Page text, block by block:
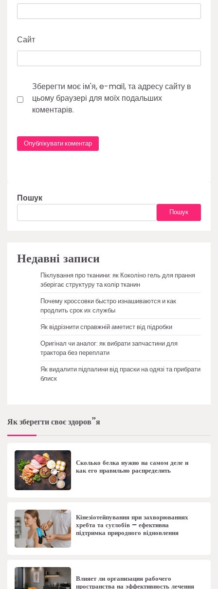
Сайт
Зберегти моє ім'я, e-mail, та адресу сайту в
цьому браузері для моїх подальших
коментарів.
Пошук
Пошук
Недавні записи
Піклування про тканини: як Коколіно гель для прання
зберігає структуру та колір тканин
Почему кроссовки быстро изнашиваются и как
продлить срок их службы
Як відрізнити справжній аметист від підробки
Оригінал чи аналог: як вибрати запчастини для
трактора без переплати
Як видалити підпалини від праски на одязі та прибрати
блиск
Як зберегти своє здоров”я
Сколько белка нужно на самом деле и
как его правильно распределить
Кінезіотейпування при захворюваннях
хребта та суглобів – ефективна
підтримка природного відновлення
Влияет ли организация рабочего
пространства на эффективность лечения